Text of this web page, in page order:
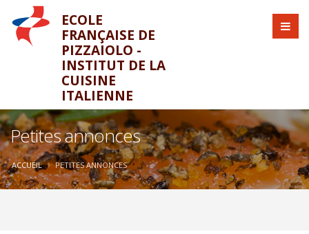
ECOLE
FRANÇAISE DE
PIZZAIOLO -
INSTITUT DE LA
CUISINE
ITALIENNE
Petites annonces
ACCUEIL PETITES ANNONCES